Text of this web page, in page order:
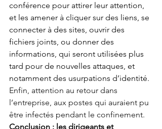
conférence pour attirer leur attention,
et les amener à cliquer sur des liens, se
connecter à des sites, ouvrir des
fichiers joints, ou donner des
informations, qui seront utilisées plus
tard pour de nouvelles attaques, et
notamment des usurpations d’identité.
Enfin, attention au retour dans
l’entreprise, aux postes qui auraient pu
être infectés pendant le confinement.
Conclusion : les dirigeants et